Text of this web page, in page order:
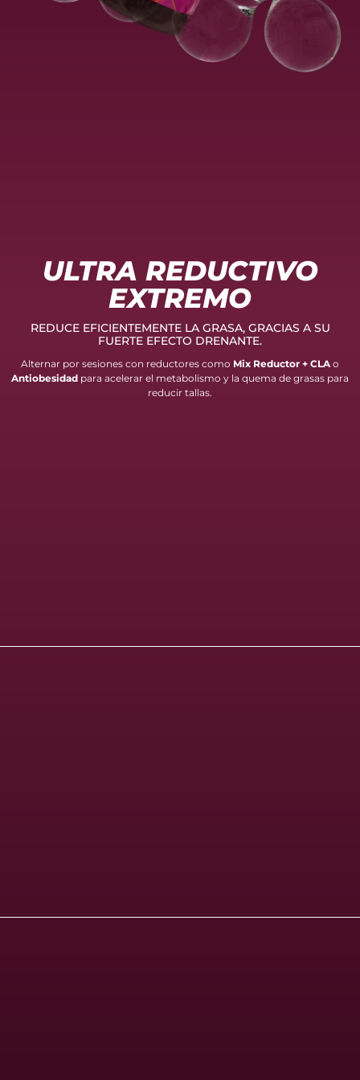
ULTRA REDUCTIVO
EXTREMO
REDUCE EFICIENTEMENTE LA GRASA, GRACIAS A SU
FUERTE EFECTO DRENANTE.
Alternar por sesiones con reductores como Mix Reductor + CLA o
Antiobesidad para acelerar el metabolismo y la quema de grasas para
reducir tallas.